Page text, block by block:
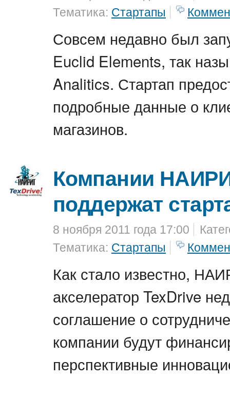
Тематика: Стартапы
Совсем недавно был
Euclid Elements, так
Analitics. Стартап
подробные данные о
магазинов.
Компании
поддержат
8 ноября 2011 года 17:00
Тематика: Стартапы
Как стало известно,
акселератор TexDrive
соглашение о
компании будут
перспективные